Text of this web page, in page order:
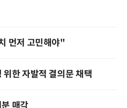
먼저 고민해야"
한 자발적 결의문 채택
매각